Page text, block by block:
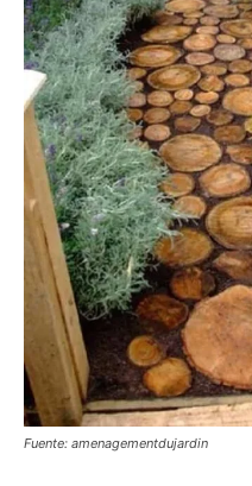
Fuente: amenagementdujardin